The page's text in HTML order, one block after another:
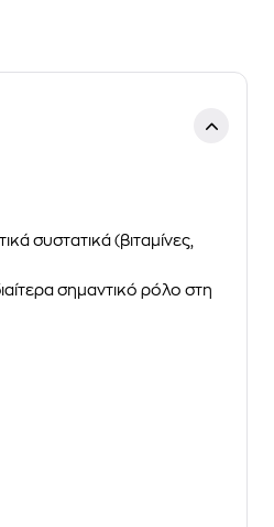
συστατικά (βιταμίνες,
σημαντικό ρόλο στη